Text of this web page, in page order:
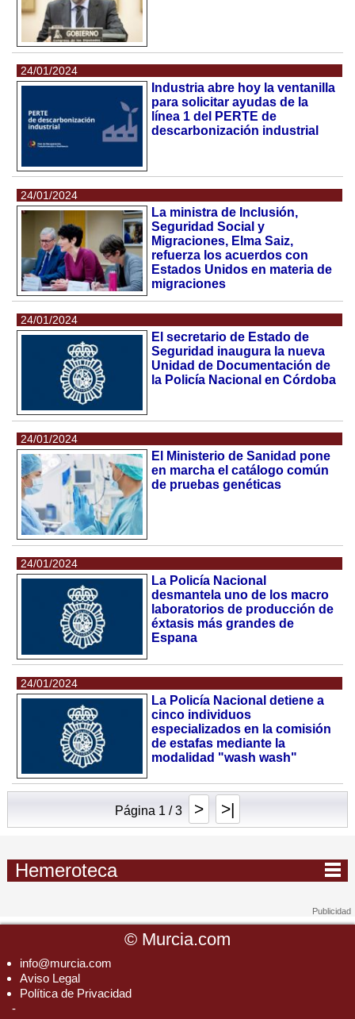
24/01/2024
Industria abre hoy la ventanilla
para solicitar ayudas de la
línea 1 del PERTE de
descarbonización industrial
24/01/2024
La ministra de Inclusión,
Seguridad Social y
Migraciones, Elma Saiz,
refuerza los acuerdos con
Estados Unidos en materia de
migraciones
24/01/2024
El secretario de Estado de
Seguridad inaugura la nueva
Unidad de Documentación de
la Policía Nacional en Córdoba
24/01/2024
El Ministerio de Sanidad pone
en marcha el catálogo común
de pruebas genéticas
24/01/2024
La Policía Nacional
desmantela uno de los macro
laboratorios de producción de
éxtasis más grandes de
Espana
24/01/2024
La Policía Nacional detiene a
cinco individuos
especializados en la comisión
de estafas mediante la
modalidad "wash wash"
Página 1 / 3 > >|
Hemeroteca
© Murcia.com
info@murcia.com
Aviso Legal
Política de Privacidad
-